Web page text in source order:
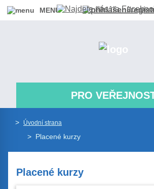
MENU
PRO
> Úvodní strana
> Placené kurzy
Placené kurzy